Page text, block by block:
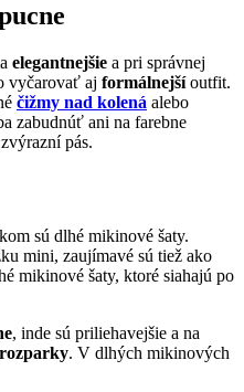
elegantnejšie a pri správnej
vyčarovať aj formálnejšíoutfit.
čižmy nad kolená alebo
zabudnúť ani na farebne
pás.
sú dlhé mikinové šaty.
mini, zaujímavé sú tiež ako
mikinové šaty, ktoré siahajú po
, inde sú priliehavejšie a na
rozparky. V dlhých mikinových